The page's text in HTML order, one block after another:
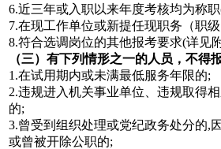
6.近三年或入职以来年度考核均为称
7.在现工作单位或新提任现职务（职级
8.符合选调岗位的其他报考要求(详见
（三）有下列情形之一的人员，不得
1.在试用期内或未满最低服务年限的;
2.违规进入机关事业单位、违规取得
的;
3.曾受到组织处理或党纪政务处分的,
或曾被开除公职的;